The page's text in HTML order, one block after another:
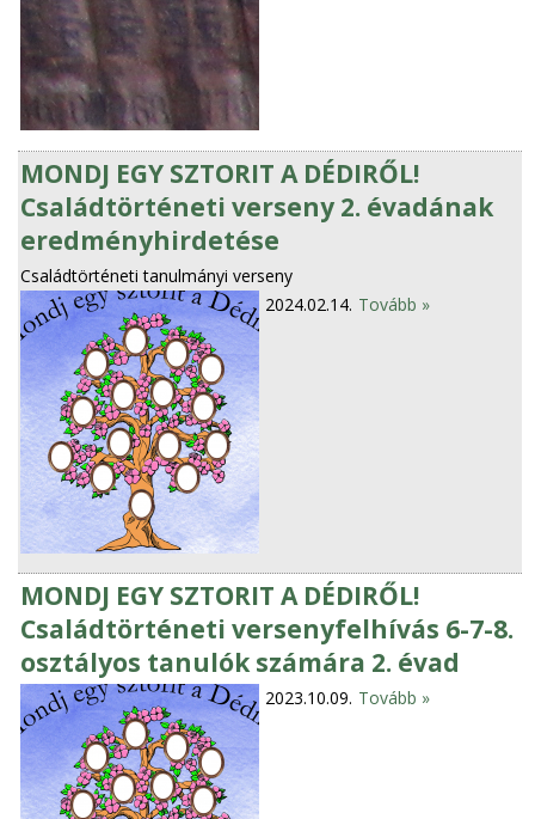
MONDJ EGY SZTORIT A DÉDIRŐL!
Családtörténeti verseny 2. évadának
eredményhirdetése
Családtörténeti tanulmányi verseny
2024.02.14. Tovább »
MONDJ EGY SZTORIT A DÉDIRŐL!
Családtörténeti versenyfelhívás 6-7-8.
osztályos tanulók számára 2. évad
2023.10.09. Tovább »